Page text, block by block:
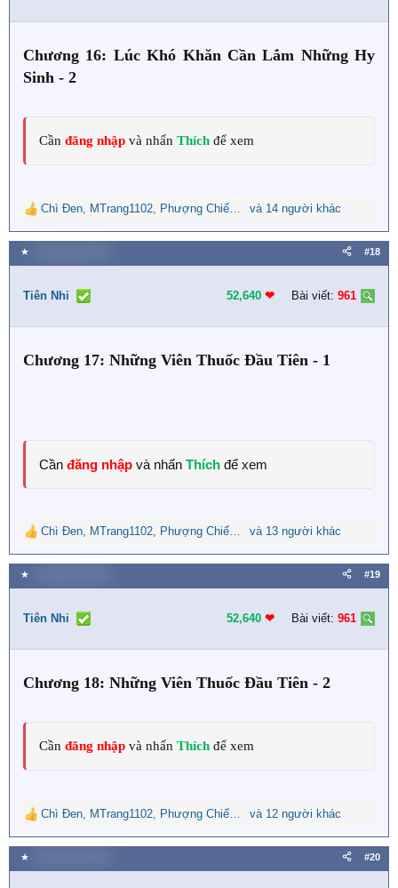
n
:Chương 16: Lúc Khó Khăn Cần Lắm Những Hy
Sinh - 2
Cần đăng nhập và nhấn Thích để xem
R
e
a
c
i
n
:
Chì Đen, MTrang1102, Phượng Chiếu Ngọc và 14 người khác
★ #18
Tiên Nhi 52,640 ❤︎ Bài viết: 961
Chương 17: Những Viên Thuốc Đầu Tiên - 1
Cần đăng nhập và nhấn Thích để xem
R
e
a
c
i
n
:
Chì Đen, MTrang1102, Phượng Chiếu Ngọc và 13 người khác
★ #19
Tiên Nhi 52,640 ❤︎ Bài viết: 961
Chương 18: Những Viên Thuốc Đầu Tiên - 2
Cần đăng nhập và nhấn Thích để xem
R
e
a
c
Chì Đen, MTrang1102, Phượng Chiếu Ngọc và 12 người khác
★ #20